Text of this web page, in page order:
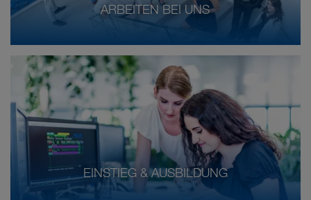
ARBEITEN BEI UNS
EINSTIEG & AUSBILDUNG